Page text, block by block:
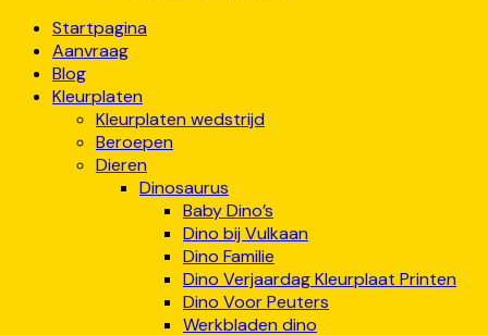
Startpagina
Aanvraag
Blog
Kleurplaten
Kleurplaten wedstrijd
Beroepen
Dieren
Dinosaurus
Baby Dino’s
Dino bij Vulkaan
Dino Familie
Dino Verjaardag Kleurplaat Printen
Dino Voor Peuters
Werkbladen dino